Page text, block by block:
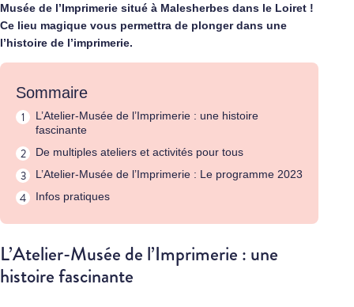
Musée de l’Imprimerie situé à Malesherbes dans le Loiret !
Ce lieu magique vous permettra de plonger dans une
l’histoire de l’imprimerie.
Sommaire
L’Atelier-Musée de l’Imprimerie : une histoire
fascinante
De multiples ateliers et activités pour tous
L’Atelier-Musée de l’Imprimerie : Le programme 2023
Infos pratiques
L’Atelier-Musée de l’Imprimerie : une
histoire fascinante